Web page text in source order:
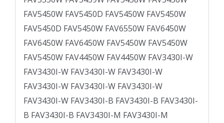
FAV5450W FAV5450D FAV5450W FAV5450W
FAV5450D FAV5450W FAV6550W FAV6450W
FAV6450W FAV6450W FAV5450W FAV5450W
FAV5450W FAV4450W FAV4450W FAV3430I-W
FAV3430I-W FAV3430I-W FAV3430I-W
FAV3430I-W FAV3430I-W FAV3430I-W
FAV3430I-W FAV3430I-B FAV3430I-B FAV3430I-
B FAV3430I-B FAV3430I-M FAV3430I-M